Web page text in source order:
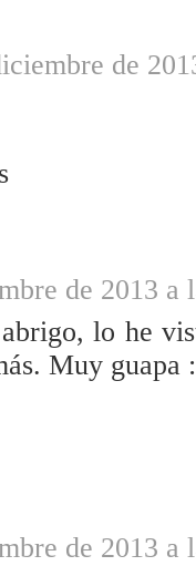
de
de 2013 a
lo he
Muy guapa
de 2013 a